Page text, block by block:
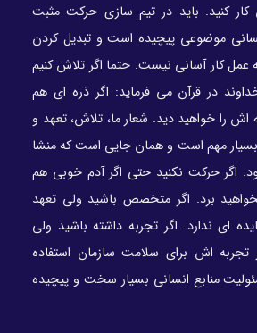
کنید. باید در تیم سازی حرکت مثبت
موضوعی پیچیده است و تبدیل کردن
عمل کار آسانی نیست. حتما اگر تلاش کنیم
در قرآن می فرماید: اگر ذره ای هم
اش را خواهید دید. شعار ما، تلاش، تعهد و
مهم است و همان جایی است که منشا
اگر حرکت نکنید حتی اگر آدم خوبی هم
برد. اگر متخصص باشید ولی تعهد
ای ندارد. اگر تجربه داشته باشید ولی
تجربه اش برای سلامت سازمان استفاده
منابع انسانی بسیار سخت و پیچیده